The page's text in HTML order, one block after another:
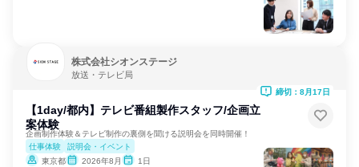
株式会社シオンステージ
放送・テレビ局
【1day/都内】テレビ番組製作スタッフ/企画立
案体験
企画制作体験＆テレビ制作の裏側を聞ける説明会を同時開催！
仕事体験
説明会・イベント
東京都
2026年8月 1日
締切：8月17日